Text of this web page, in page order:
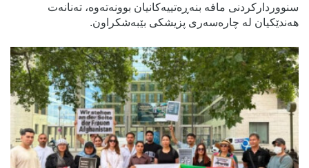
سنووردارکردنی مافە بنەڕەتییەکانیان بوونەتەوە، تەنانەت
هەندێکیان لە چارەسەری پزیشکی بێبەشکراون.